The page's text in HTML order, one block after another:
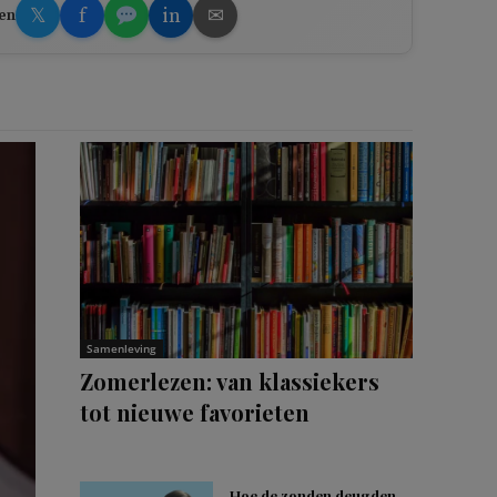
𝕏 f in ✉
Samenleving
Zomerlezen: van klassiekers
tot nieuwe favorieten